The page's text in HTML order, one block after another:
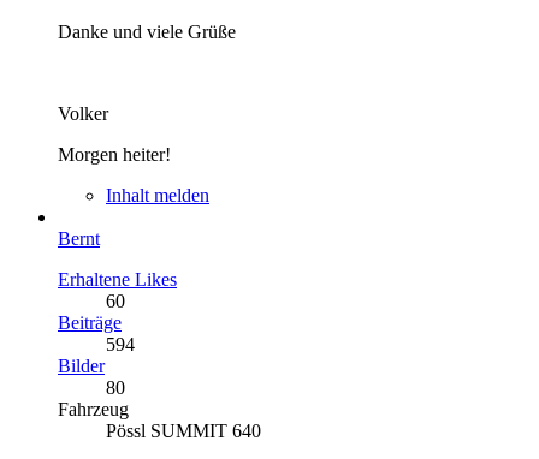
Danke und viele Grüße
Volker
Morgen heiter!
Inhalt melden
Bernt
Erhaltene Likes
60
Beiträge
594
Bilder
80
Fahrzeug
Pössl SUMMIT 640